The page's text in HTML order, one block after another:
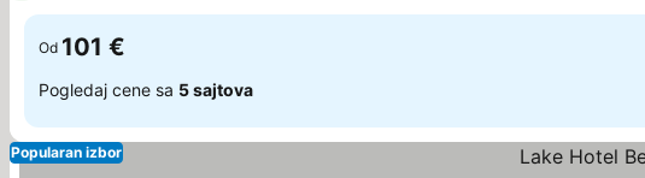
Od 101 €
Pogledaj cene sa 5 sajtova
Popularan izbor